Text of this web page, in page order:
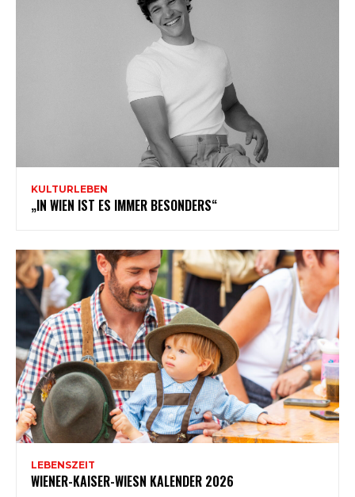
KULTURLEBEN
„IN WIEN IST ES IMMER BESONDERS“
LEBENSZEIT
WIENER-KAISER-WIESN KALENDER 2026